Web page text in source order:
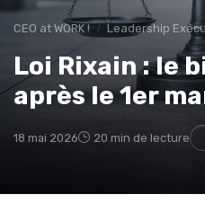
CEO at WORK ! Leadership Exécutif &
Loi Rixain : le
après le 1er
18 mai 2026 20 min de lecture